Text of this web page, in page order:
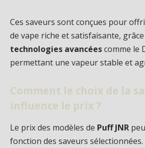
Ces saveurs sont conçues pour
de vape riche et satisfaisante, grâce
technologies avancéescomme le
permettant une vapeur stable et
Comment le choix de la
influence le prix ?
Le prix des modèles de Puff JNR
fonction des saveurs